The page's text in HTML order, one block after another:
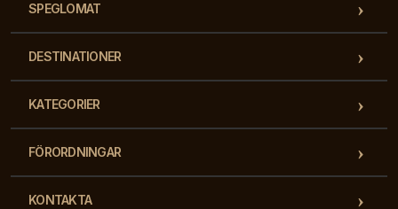
SPEGLOMAT
DESTINATIONER
KATEGORIER
FÖRORDNINGAR
KONTAKTA